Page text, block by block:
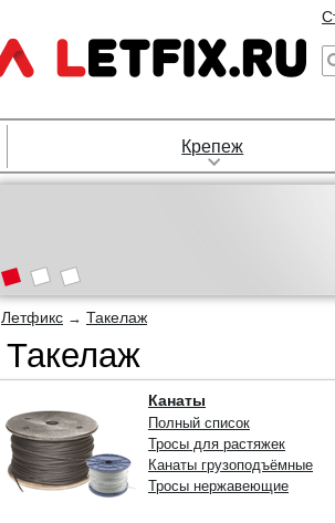
Крепеж
Летфикс → Такелаж
Такелаж
Канаты
Полный список
Тросы для растяжек
Канаты грузоподъёмные
Тросы нержавеющие